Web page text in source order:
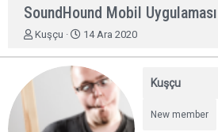
SoundHound Mobil Uygulaması
K
u
Kuşçu
B
l
a
n
g
14 Ara 2020
Kuşçu
New member